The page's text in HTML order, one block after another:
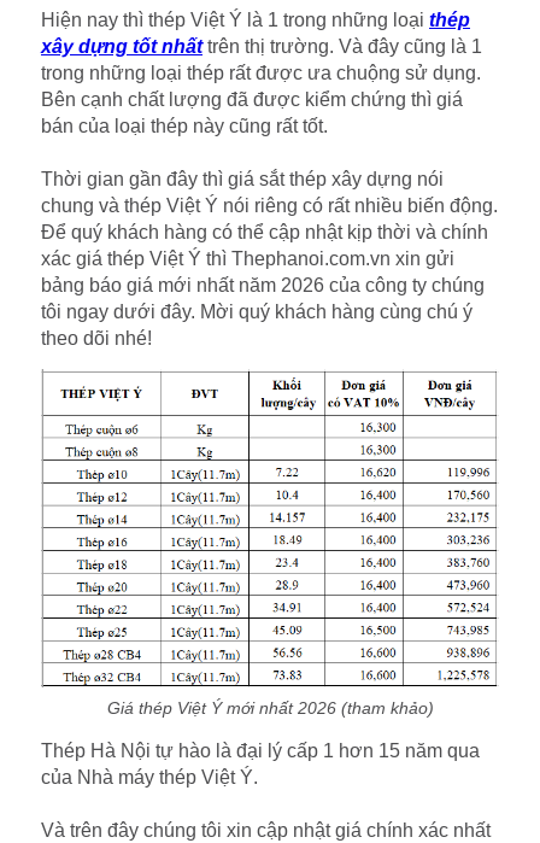
Hiện nay thì thép Việt Ý là 1 trong những loại thép
xây dựng tốt nhấttrên thị trường. Và đây cũng là 1
trong những loại thép rất được ưa chuộng sử dụng.
Bên cạnh chất lượng đã được kiểm chứng thì giá
bán của loại thép này cũng rất tốt.
Thời gian gần đây thì giá sắt thép xây dựng nói
chung và thép Việt Ý nói riêng có rất nhiều biến động.
Để quý khách hàng có thể cập nhật kịp thời và chính
xác giá thép Việt Ý thì Thephanoi.com.vn xin gửi
bảng báo giá mới nhất năm 2026 của công ty chúng
tôi ngay dưới đây. Mời quý khách hàng cùng chú ý
theo dõi nhé!
Giá thép Việt Ý mới nhất 2026 (tham khảo)
Thép Hà Nội tự hào là đại lý cấp 1 hơn 15 năm qua
của Nhà máy thép Việt Ý.
Và trên đây chúng tôi xin cập nhật giá chính xác nhất